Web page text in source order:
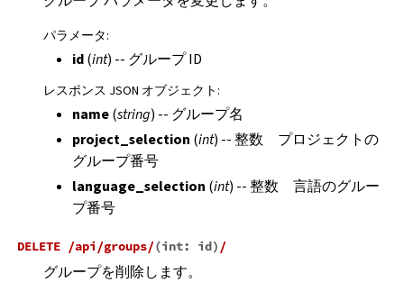
パラメータ:
id(int) -- グループ ID
レスポンス JSON オブジェクト :
name(string) -- グループ名
project_selection (int) -- 整数 プロジェクトの
グループ番号
language_selection (int) -- 整数 言語のグルー
プ番号
DELETE /api/groups/(int: id) /
グループを削除します。